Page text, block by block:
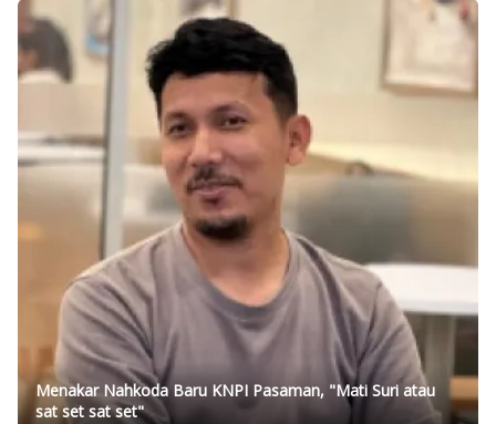
Menakar Nahkoda Baru KNPI Pasaman, "Mati Suri atau
sat set sat set"